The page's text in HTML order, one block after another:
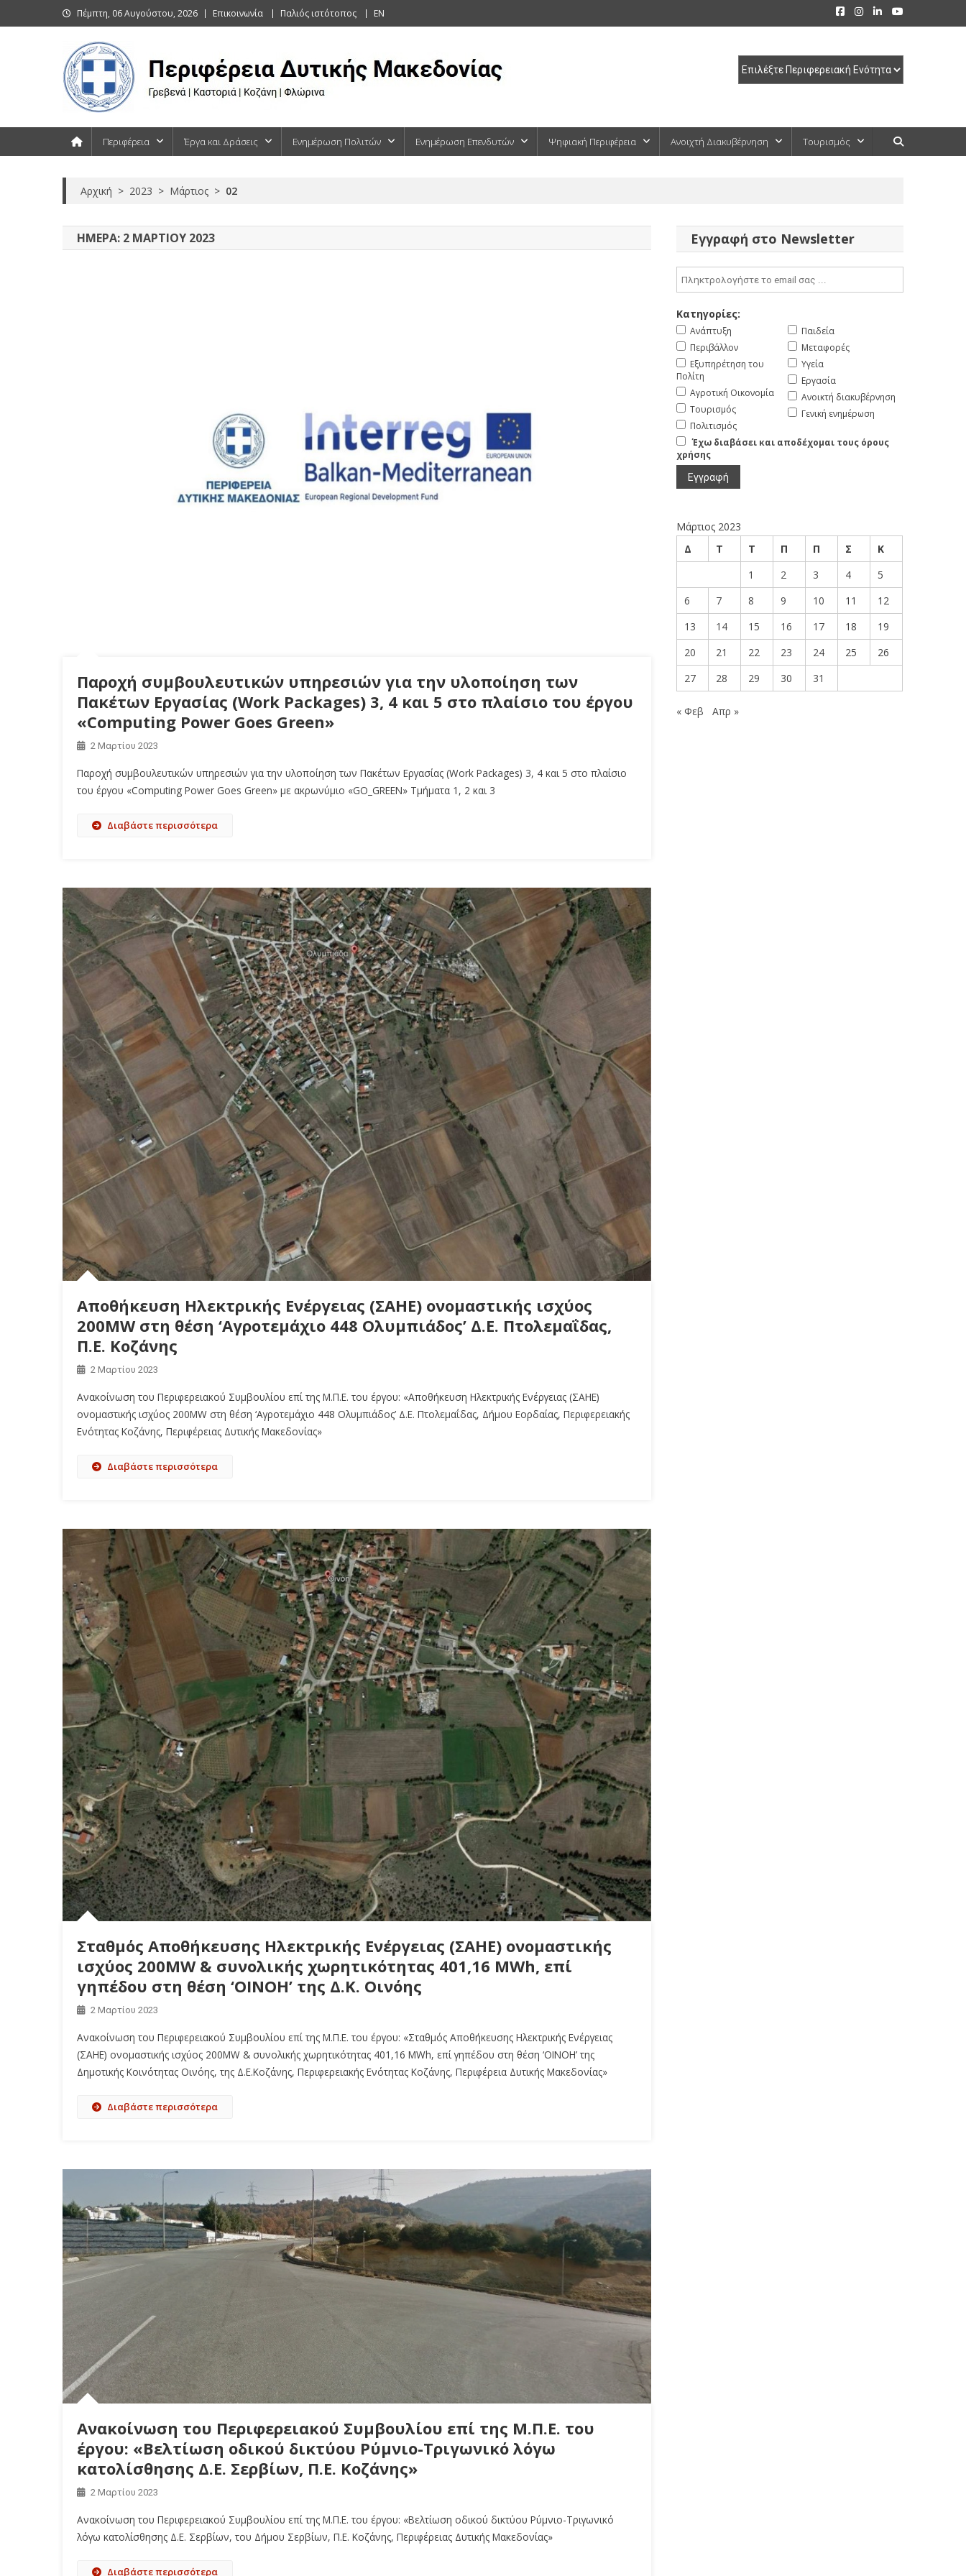
to
Πέμπτη, 06 Αυγούστου, 2026 Επικοινωνία Παλιός ιστότοπος EN
Περιφέρεια Έργα και Δράσεις Ενημέρωση Πολιτών Ενημέρωση Επενδυτών Ψηφιακή Περιφέρεια Ανοιχτή Διακυβέρνηση Τουρισμός
Αρχική > 2023 > Μάρτιος > 02
ΗΜΈΡΑ: 2 ΜΑΡΤΊΟΥ 2023
Παροχή συμβουλευτικών υπηρεσιών για την υλοποίηση των
Πακέτων Εργασίας (Work Packages) 3, 4 και 5 στο πλαίσιο του έργου
«Computing Power Goes Green»
2 Μαρτίου 2023
Παροχή συμβουλευτικών υπηρεσιών για την υλοποίηση των Πακέτων Εργασίας (Work Packages) 3, 4 και 5 στο πλαίσιο
του έργου «Computing Power Goes Green» με ακρωνύμιο «GO_GREEN» Τμήματα 1, 2 και 3
Διαβάστε περισσότερα
Αποθήκευση Ηλεκτρικής Ενέργειας (ΣΑΗΕ) ονομαστικής ισχύος
200MW στη θέση ‘Αγροτεμάχιο 448 Ολυμπιάδος’ Δ.Ε. Πτολεμαΐδας,
Π.Ε. Κοζάνης
2 Μαρτίου 2023
Ανακοίνωση του Περιφερειακού Συμβουλίου επί της Μ.Π.Ε. του έργου: «Αποθήκευση Ηλεκτρικής Ενέργειας (ΣΑΗΕ)
ονομαστικής ισχύος 200MW στη θέση ‘Αγροτεμάχιο 448 Ολυμπιάδος’ Δ.Ε. Πτολεμαΐδας, Δήμου Εορδαίας, Περιφερειακής
Ενότητας Κοζάνης, Περιφέρειας Δυτικής Μακεδονίας»
Διαβάστε περισσότερα
Σταθμός Αποθήκευσης Ηλεκτρικής Ενέργειας (ΣΑΗΕ) ονομαστικής
ισχύος 200MW & συνολικής χωρητικότητας 401,16 MWh, επί
γηπέδου στη θέση ‘ΟΙΝΟΗ’ της Δ.Κ. Οινόης
2 Μαρτίου 2023
Ανακοίνωση του Περιφερειακού Συμβουλίου επί της Μ.Π.Ε. του έργου: «Σταθμός Αποθήκευσης Ηλεκτρικής Ενέργειας
(ΣΑΗΕ) ονομαστικής ισχύος 200MW & συνολικής χωρητικότητας 401,16 MWh, επί γηπέδου στη θέση ‘ΟΙΝΟΗ’ της
Δημοτικής Κοινότητας Οινόης, της Δ.Ε.Κοζάνης, Περιφερειακής Ενότητας Κοζάνης, Περιφέρεια Δυτικής Μακεδονίας»
Διαβάστε περισσότερα
Ανακοίνωση του Περιφερειακού Συμβουλίου επί της Μ.Π.Ε. του
έργου: «Βελτίωση οδικού δικτύου Ρύμνιο-Τριγωνικό λόγω
κατολίσθησης Δ.Ε. Σερβίων, Π.Ε. Κοζάνης»
2 Μαρτίου 2023
Ανακοίνωση του Περιφερειακού Συμβουλίου επί της Μ.Π.Ε. του έργου: «Βελτίωση οδικού δικτύου Ρύμνιο-Τριγωνικό
λόγω κατολίσθησης Δ.Ε. Σερβίων, του Δήμου Σερβίων, Π.Ε. Κοζάνης, Περιφέρειας Δυτικής Μακεδονίας»
Διαβάστε περισσότερα
Εγγραφή στο Newsletter
Κατηγορίες:
Ανάπτυξη
Περιβάλλον
Εξυπηρέτηση του
Πολίτη
Αγροτική Οικονομία
Τουρισμός
Πολιτισμός
Παιδεία
Μεταφορές
Υγεία
Εργασία
Ανοικτή διακυβέρνηση
Γενική ενημέρωση
Έχω διαβάσει και αποδέχομαι τους όρους
χρήσης
Μάρτιος 2023
Δ
Τ Τ Π Π Σ
Κ
1
2 3 4
5
6
7 8 9 10 11
12
13
14 15 16 17 18
19
20
21 22 23 24 25
26
27
28 29 30 31
« Φεβ Απρ »